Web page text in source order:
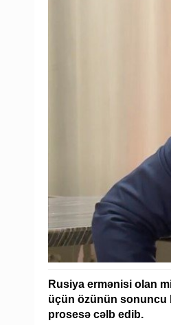
Rusiya ermənisi olan
üçün özünün sonuncu
prosesə cəlb edib.